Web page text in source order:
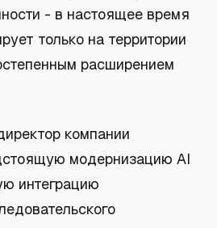
- в настоящее время
только на территории
расширением
компании
модернизацию AI
интеграцию